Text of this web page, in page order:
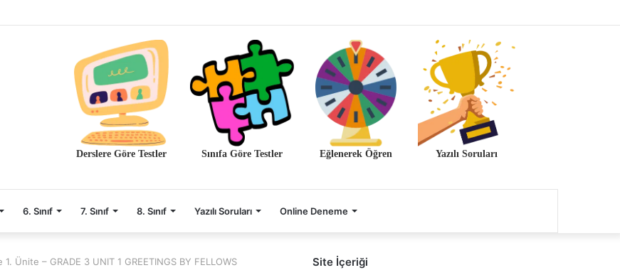
Derslere Göre Testler Sınıfa Göre Testler Eğlenerek Öğren Yazılı Soruları
6. Sınıf 7. Sınıf 8. Sınıf Yazılı Soruları Online Deneme
1. Ünite – GRADE 3 UNIT 1 GREETINGS BY FELLOWS Site İçeriği